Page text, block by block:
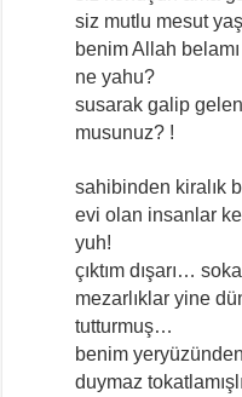
siz mutlu mesut
benim Allah
ne yahu?
susarak galip
musunuz? !
sahibinden kiralık
evi olan insanlar
yuh!
çıktım dışarı…
mezarlıklar yine
tutturmuş…
benim
duymaz